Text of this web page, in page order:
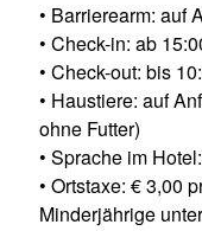
• Barrierearm: auf
• Check-in: ab
• Check-out: bis
• Haustiere: auf
ohne Futter)
• Sprache im
• Ortstaxe: € 3,00
Minderjährige